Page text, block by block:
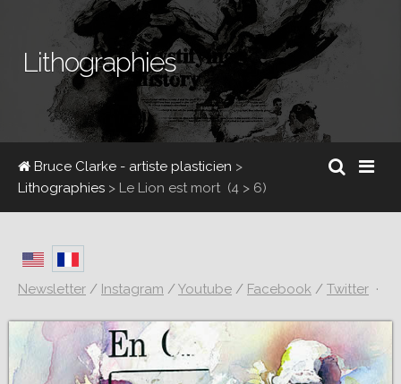
Lithographies
Bruce Clarke - artiste plasticien >
Lithographies > Le Lion est mort (4 > 6)
Newsletter / Instagram /Youtube / Facebook / Twitter ·